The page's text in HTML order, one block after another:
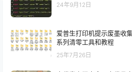
24年9月12日
爱普生打印机提示废墨收
系列清零工具和教程
25年7月26日